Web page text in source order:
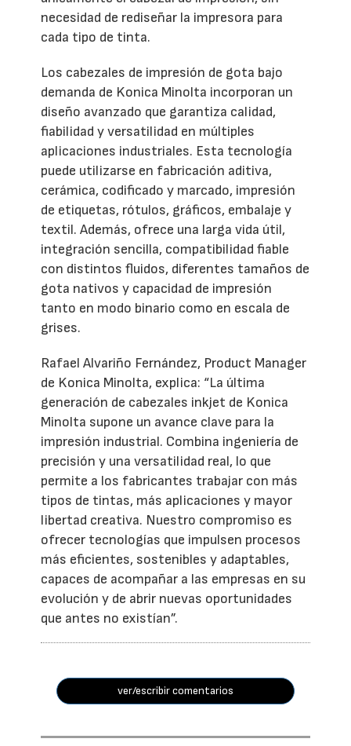
necesidad de rediseñar la impresora para
cada tipo de tinta.
Los cabezales de impresión de gota bajo
demanda de Konica Minolta incorporan un
diseño avanzado que garantiza calidad,
fiabilidad y versatilidad en múltiples
aplicaciones industriales. Esta tecnología
puede utilizarse en fabricación aditiva,
cerámica, codificado y marcado, impresión
de etiquetas, rótulos, gráficos, embalaje y
textil. Además, ofrece una larga vida útil,
integración sencilla, compatibilidad fiable
con distintos fluidos, diferentes tamaños de
gota nativos y capacidad de impresión
tanto en modo binario como en escala de
grises.
Rafael Alvariño Fernández, Product Manager
de Konica Minolta, explica: “La última
generación de cabezales inkjet de Konica
Minolta supone un avance clave para la
impresión industrial. Combina ingeniería de
precisión y una versatilidad real, lo que
permite a los fabricantes trabajar con más
tipos de tintas, más aplicaciones y mayor
libertad creativa. Nuestro compromiso es
ofrecer tecnologías que impulsen procesos
más eficientes, sostenibles y adaptables,
capaces de acompañar a las empresas en su
evolución y de abrir nuevas oportunidades
que antes no existían”.
ver/escribir comentarios